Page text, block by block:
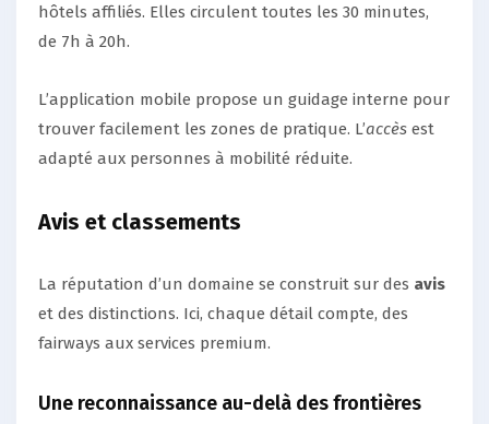
hôtels affiliés. Elles circulent toutes les 30 minutes,
de 7h à 20h.
L’application mobile propose un guidage interne pour
trouver facilement les zones de pratique. L’accès est
adapté aux personnes à mobilité réduite.
Avis et classements
La réputation d’un domaine se construit sur des avis
et des distinctions. Ici, chaque détail compte, des
fairways aux services premium.
Une reconnaissance au-delà des frontières